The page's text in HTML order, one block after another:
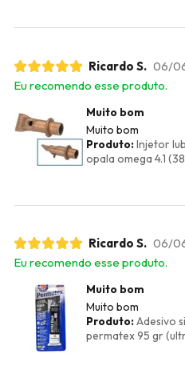
Ricardo S. 06/
Eu recomendo esse produto.
Muito bom
Muito bom
Produto:Injetor
opala omega 4.1
Ricardo S. 06/
Eu recomendo esse produto.
Muito bom
Muito bom
Produto:Adesivo
permatex 95 gr